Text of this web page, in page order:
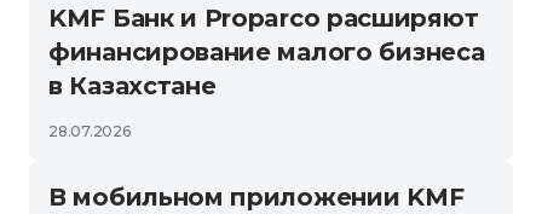
KMF Банк и Proparco расширяют
финансирование малого бизнеса
в Казахстане
28.07.2026
В мобильном приложении KMF